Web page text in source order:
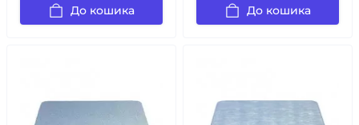
До кошика До кошика